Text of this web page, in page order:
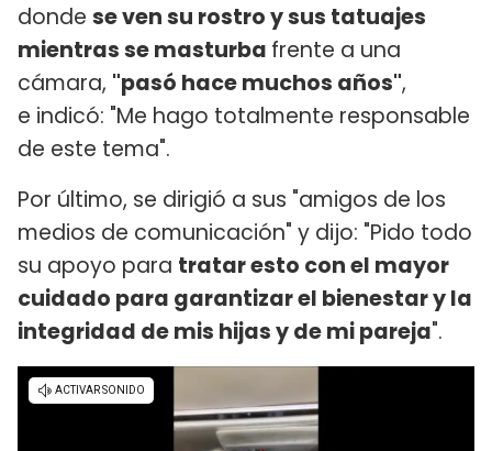
donde se ven su rostro y sus tatuajes
mientras se masturba frente a una
cámara, "pasó hace muchos años",
e indicó: "Me hago totalmente responsable
de este tema".
Por último, se dirigió a sus "amigos de los
medios de comunicación" y dijo: "Pido todo
su apoyo para tratar esto con el mayor
cuidado para garantizar el bienestar y la
integridad de mis hijas y de mi pareja".